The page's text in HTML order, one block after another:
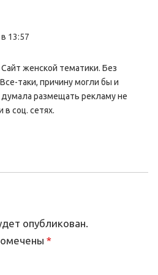
13:57
женской тематики. Без
таки, причину могли бы и
размещать рекламу не
в соц. сетях.
опубликован.
*